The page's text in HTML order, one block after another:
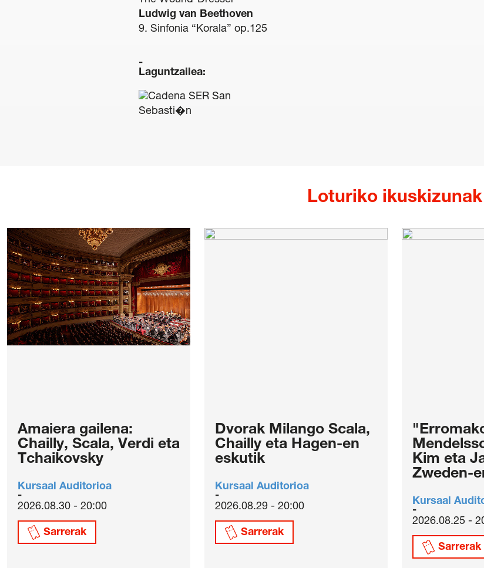
Ludwig van Beethoven
9. Sinfonia “Korala” op.125
Laguntzailea:
Loturiko ikuskizunak
Amaiera gailena:
Chailly, Scala, Verdi eta
Tchaikovsky
Kursaal Auditorioa
2026.08.30 - 20:00
Sarrerak
Dvorak Milango Scala,
Chailly eta Hagen-en
eskutik
Kursaal Auditorioa
2026.08.29 - 20:00
Sarrerak
Kim eta
Zweden-
Kursaal
2026.08.25 -
Sarrerak